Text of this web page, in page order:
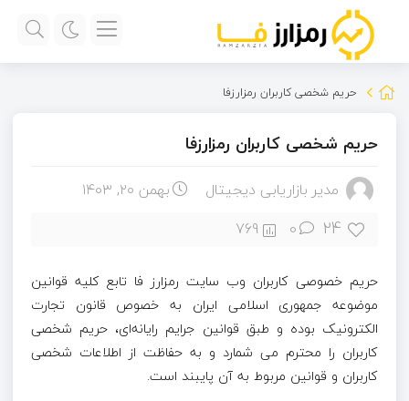
حریم شخصی کاربران رمزارزفا
حریم شخصی کاربران رمزارزفا
مدیر بازاریابی دیجیتال بهمن ۲۰, ۱۴۰۳
24
0
769
حریم خصوصی کاربران وب سایت رمزارز فا تابع کلیه قوانین
موضوعه جمهوری اسلامی ایران به خصوص قانون تجارت
الکترونیک بوده و طبق قوانین جرایم رایانه‌ای، حریم شخصی
کاربران را محترم می شمارد و به حفاظت از اطلاعات شخصی
کاربران و قوانین مربوط به آن پایبند است.